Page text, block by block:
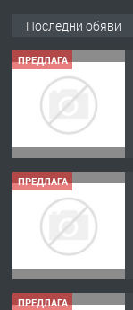
Последни обяви
ПРЕДЛАГА
ПРЕДЛАГА
ПРЕДЛАГА